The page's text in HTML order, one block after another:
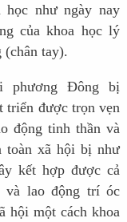
như ngày nay
của khoa học lý
(chân tay).
phương Đông bị
triển được trọn vẹn
động tinh thần và
toàn xã hội bị như
kết hợp được cả
và lao động trí óc
hội một cách khoa